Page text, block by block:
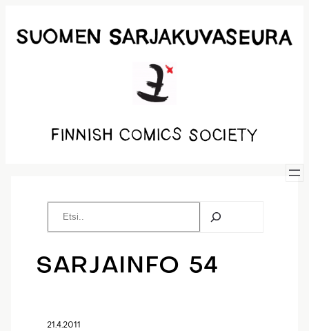
sisältöön
i
SARJAINFO 54
21.4.2011